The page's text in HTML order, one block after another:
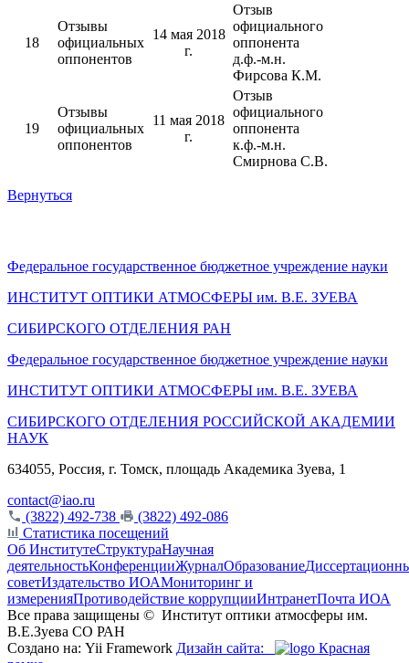
18
Отзывы
официальных
оппонентов
14 мая 2018
г.
Отзыв
официального
оппонента
д.ф.-м.н.
Фирсова К.М.
19
Отзывы
официальных
оппонентов
11 мая 2018
г.
Отзыв
официального
оппонента
к.ф.-м.н.
Смирнова С.В.
Вернуться
Федеральное государственное бюджетное учреждение науки
ИНСТИТУТ ОПТИКИ АТМОСФЕРЫ им. В.Е. ЗУЕВА
СИБИРСКОГО ОТДЕЛЕНИЯ РАН
Федеральное государственное бюджетное учреждение науки
ИНСТИТУТ ОПТИКИ АТМОСФЕРЫ им. В.Е. ЗУЕВА
СИБИРСКОГО ОТДЕЛЕНИЯ РОССИЙСКОЙ АКАДЕМИИ
НАУК
634055, Россия, г. Томск, площадь Академика Зуева, 1
contact@iao.ru
(3822) 492-738
(3822) 492-086
Статистика посещений
Об ИнститутеСтруктураНаучная
деятельностьКонференцииЖурналОбразование
советИздательство ИОАМониторинг и
измеренияПротиводействие коррупцииИнтранетПочта ИОА
Все права защищены © Институт оптики атмосферы им.
В.Е.Зуева СО РАН
Создано на: Yii Framework Дизайн сайта:
Красная